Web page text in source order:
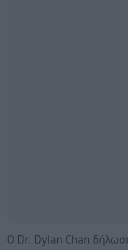
Ο Dr. Dylan Chan